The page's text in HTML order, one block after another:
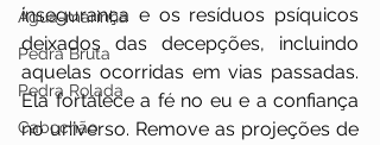
Água-marinha
Pedra Bruta
Pedra Rolada
Cabochão
insegurança e os resíduos psíquicos
deixados das decepções, incluindo
aquelas ocorridas em vias passadas.
Ela fortalece a fé no eu e a confiança
no universo. Remove as projeções de